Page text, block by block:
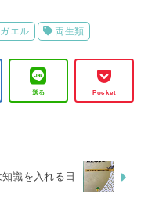
エル 両生類
送る Pocket
識を入れる日